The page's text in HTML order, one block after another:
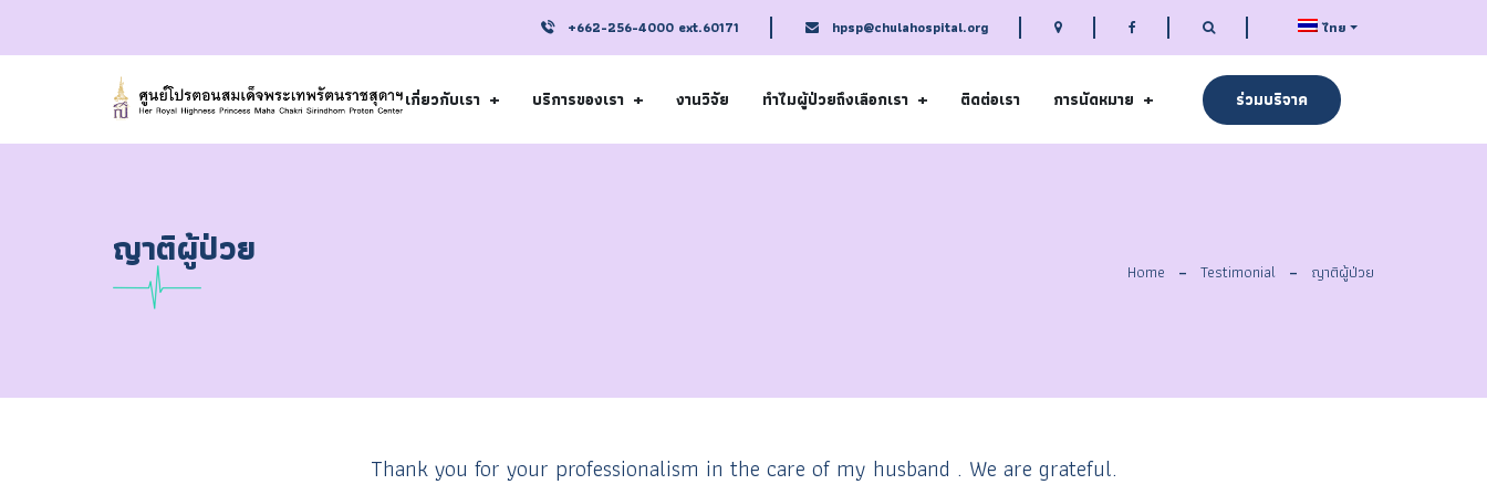
+662-256-4000 ext.60171 hpsp@chulahospital.org ไทย
เกี่ยวกับเรา บริการของเรา งานวิจัย ทำไมผู้ป่วยถึงเลือกเรา ติดต่อเรา การนัดหมาย ร่วมบริจาค
ญาติผู้ป่วย Home Testimonial ญาติผู้ป่วย
Thank you for your professionalism in the care of my husband . We are grateful.